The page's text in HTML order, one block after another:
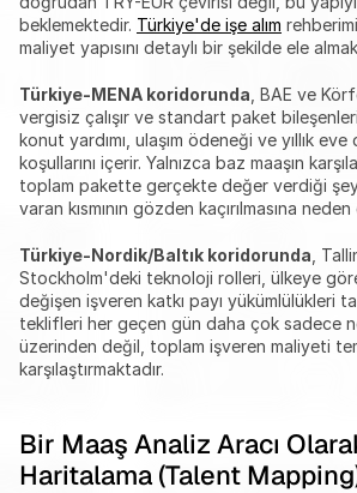
beklemektedir. Türkiye'de işe alım
maliyet yapısını detaylı bir şekilde ele
Türkiye-MENA koridorunda , BAE ve
vergisiz çalışır ve standart paket
konut yardımı, ulaşım ödeneği ve yıllık
koşullarını içerir. Yalnızca baz maaşın
toplam pakette gerçekte değer verdiği
varan kısmının gözden kaçırılmasına neden
Türkiye-Nordik/Baltık koridorunda ,
Stockholm'deki teknoloji rolleri, ülkeye
değişen işveren katkı payı yükümlülükleri
teklifleri her geçen gün daha çok sadece
üzerinden değil, toplam işveren maliyeti
karşılaştırmaktadır.
Bir Maaş Analiz Aracı
Haritalama (Talent